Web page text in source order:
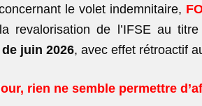
le volet indemnitaire,
revalorisation de l’IFSE au
juin 2026, avec effet rétroactif
rien ne semble permettre